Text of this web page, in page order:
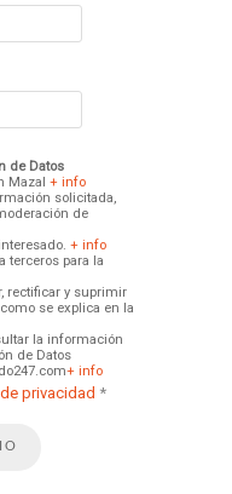
de Datos
Mazal + info
solicitada,
de
+ info
terceros para la
rectificar y suprimir
se explica en la
la información
de Datos
+ info
privacidad *